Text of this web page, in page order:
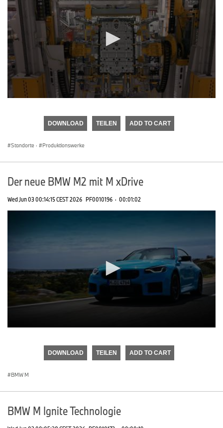
DOWNLOAD TEILEN ADD TO CART
Standorte · Produktionswerke
Der neue BMW M2 mit M xDrive
Wed Jun 03 00:14:15 CEST 2026 PF0010196 · 00:01:02
DOWNLOAD TEILEN ADD TO CART
BMW M
BMW M Ignite Technologie